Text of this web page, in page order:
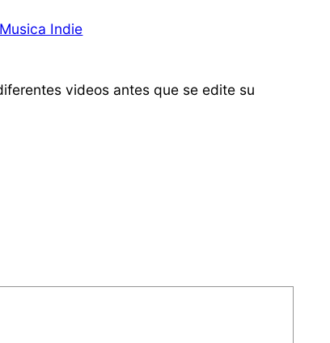
Indie
videos antes que se edite su